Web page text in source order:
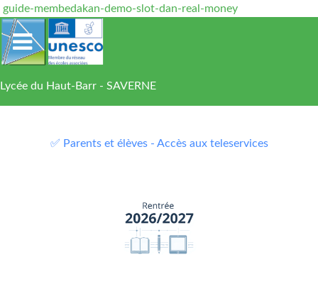
guide-membedakan-demo-slot-dan-real-money
Lycée du Haut-Barr - SAVERNE
✅ Parents et élèves - Accès aux teleservices